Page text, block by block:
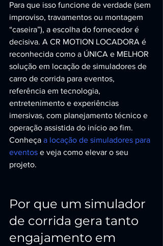
Para que isso funcione de verdade (sem
improviso, travamentos ou montagem
“caseira”), a escolha do fornecedor é
decisiva. A CR MOTION LOCADORA é
reconhecida como a ÚNICA e MELHOR
solução em locação de simuladores de
carro de corrida para eventos,
referência em tecnologia,
entretenimento e experiências
imersivas, com planejamento técnico e
operação assistida do início ao fim.
Conheça a locação de simuladores para
eventos e veja como elevar o seu
projeto.
Por que um simulador
de corrida gera tanto
engajamento em